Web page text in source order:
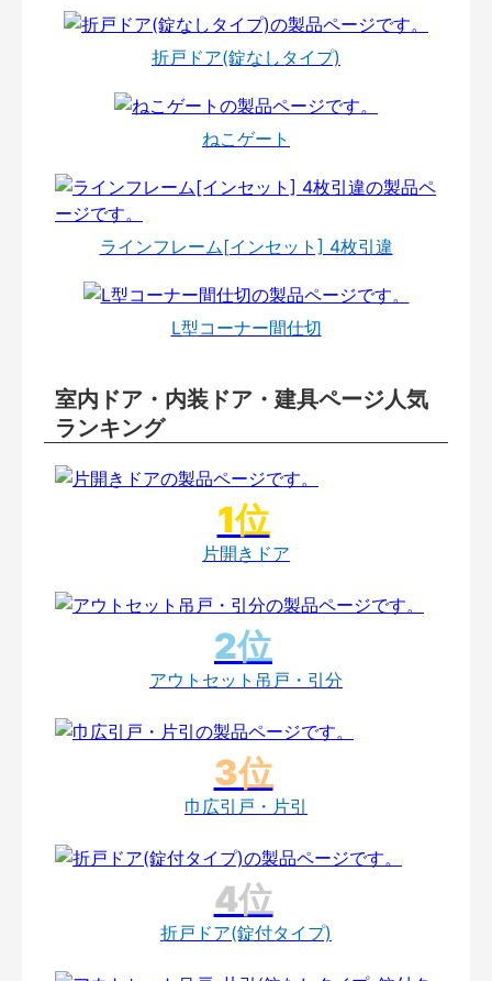
折戸ドア(錠なしタイプ)
ねこゲート
ラインフレーム[インセット] 4枚引違
L型コーナー間仕切
室内ドア・内装ドア・建具ページ人気
ランキング
片開きドア
アウトセット吊戸・引分
巾広引戸・片引
折戸ドア(錠付タイプ)